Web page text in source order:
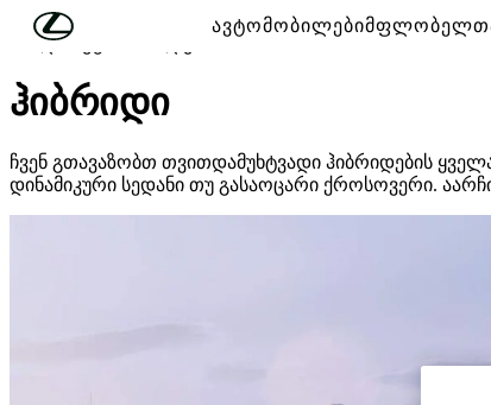
მთავარ კონტენტზე გადასვლა(დააჭირეთ შესვლას)
ავტომობილები
ახალი ავტომობილები
ჰიბრიდი
ჩვენ გთავაზობთ თვითდამუხტვადი ჰიბრიდების
დინამიკური სედანი თუ გასაოცარი ქროსოვერი.